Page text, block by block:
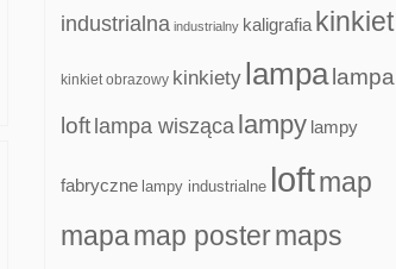
industrialna industrialny kaligrafia kinkiet
kinkiet obrazowy kinkiety lampa lampa
loft lampa wisząca lampy lampy
fabryczne lampy industrialne loftmap
mapamap postermaps